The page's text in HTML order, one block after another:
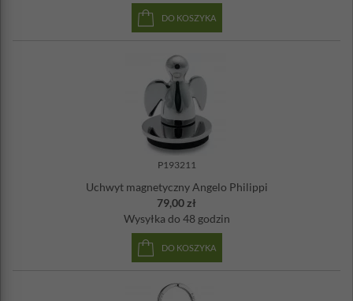
DO KOSZYKA
P193211
Uchwyt magnetyczny Angelo Philippi
79,00 zł
Wysyłka do 48 godzin
DO KOSZYKA